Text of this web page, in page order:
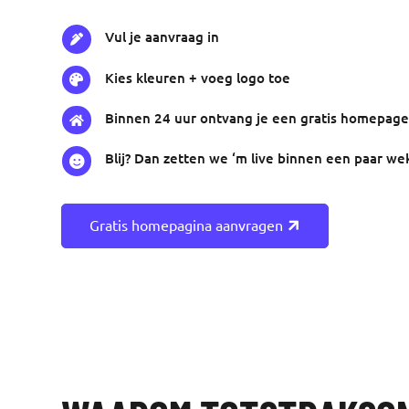
 Vul je aanvraag in
 Kies kleuren + voeg logo toe
 Binnen 24 uur ontvang je een gratis homepage
 Blij? Dan zetten we ‘m live binnen een paar
Gratis homepagina aanvragen